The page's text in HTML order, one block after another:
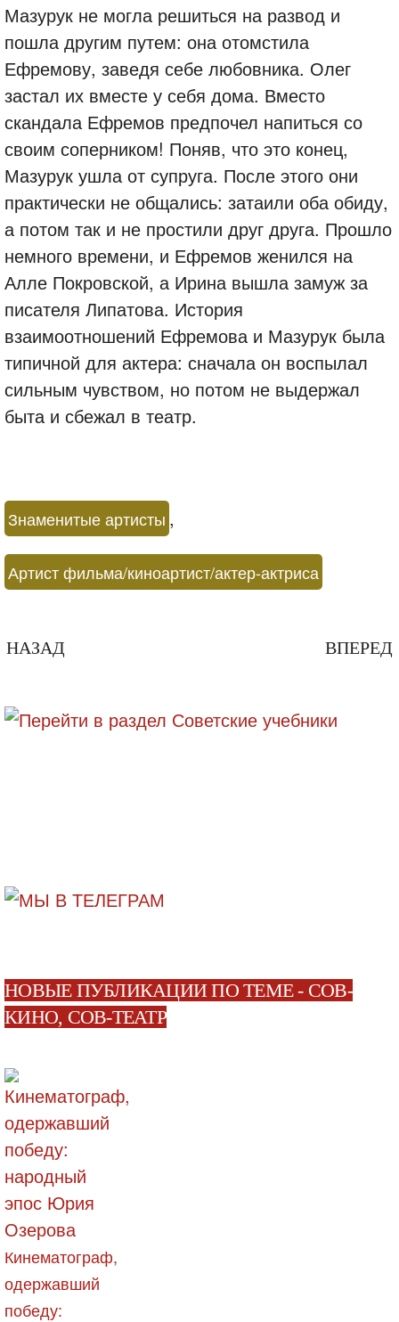
Мазурук не могла решиться на развод и
пошла другим путем: она отомстила
Ефремову, заведя себе любовника. Олег
застал их вместе у себя дома. Вместо
скандала Ефремов предпочел напиться со
своим соперником! Поняв, что это конец,
Мазурук ушла от супруга. После этого они
практически не общались: затаили оба обиду,
а потом так и не простили друг друга. Прошло
немного времени, и Ефремов женился на
Алле Покровской, а Ирина вышла замуж за
писателя Липатова. История
взаимоотношений Ефремова и Мазурук была
типичной для актера: сначала он воспылал
сильным чувством, но потом не выдержал
быта и сбежал в театр.
Знаменитые артисты ,
Артист фильма/киноартист/актер-актриса
НАЗАД ВПЕРЕД
НОВЫЕ ПУБЛИКАЦИИ ПО ТЕМЕ - СОВ-
КИНО, СОВ-ТЕАТР
Кинематограф,
одержавший
победу: